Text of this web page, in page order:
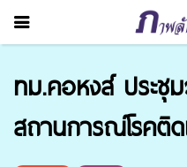
ทม.คอหงส์ ประชุ
สถานการณ์โรคติด